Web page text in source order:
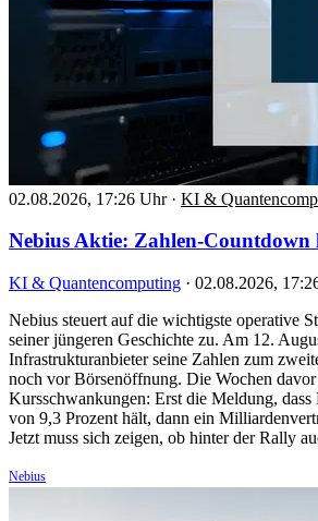
02.08.2026, 17:26 Uhr · KI &
Nebius Aktie: Zahlen-Countdown
KI & Quantencomputing · 02.08.2026,
Nebius steuert auf die wichtigste operative
seiner jüngeren Geschichte zu. Am 12.
Infrastrukturanbieter seine Zahlen zum
noch vor Börsenöffnung. Die Wochen
Kursschwankungen: Erst die Meldung,
von 9,3 Prozent hält, dann ein
Jetzt muss sich zeigen, ob hinter der Rally
Nebius